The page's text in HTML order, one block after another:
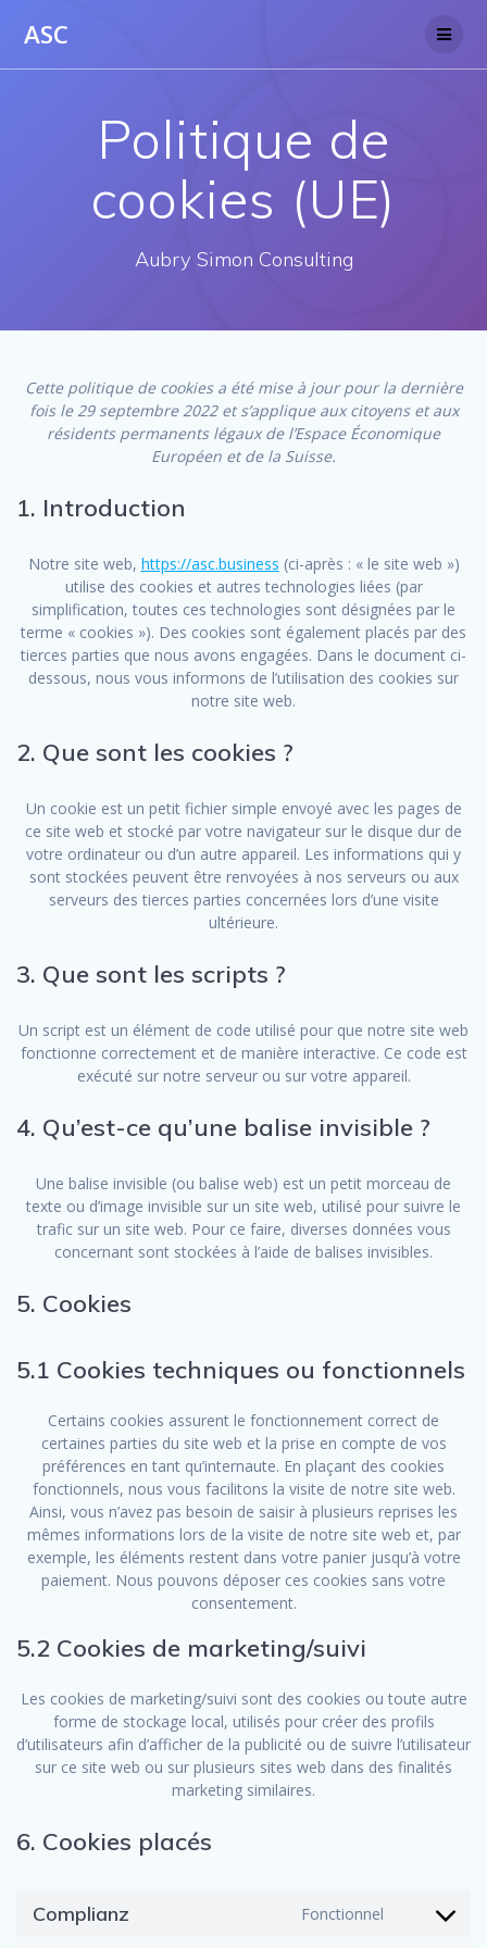
ASC
Politique de
cookies (UE)
Aubry Simon Consulting
Cette politique de cookies a été mise à jour pour la dernière
fois le 29 septembre 2022 et s’applique aux citoyens et aux
résidents permanents légaux de l’Espace Économique
Européen et de la Suisse.
1. Introduction
Notre site web, https://asc.business (ci-après : « le site web »)
utilise des cookies et autres technologies liées (par
simplification, toutes ces technologies sont désignées par le
terme « cookies »). Des cookies sont également placés par des
tierces parties que nous avons engagées. Dans le document ci-
dessous, nous vous informons de l’utilisation des cookies sur
notre site web.
2. Que sont les cookies ?
Un cookie est un petit fichier simple envoyé avec les pages de
ce site web et stocké par votre navigateur sur le disque dur de
votre ordinateur ou d’un autre appareil. Les informations qui y
sont stockées peuvent être renvoyées à nos serveurs ou aux
serveurs des tierces parties concernées lors d’une visite
ultérieure.
3. Que sont les scripts ?
Un script est un élément de code utilisé pour que notre site web
fonctionne correctement et de manière interactive. Ce code est
exécuté sur notre serveur ou sur votre appareil.
4. Qu’est-ce qu’une balise invisible ?
Une balise invisible (ou balise web) est un petit morceau de
texte ou d’image invisible sur un site web, utilisé pour suivre le
trafic sur un site web. Pour ce faire, diverses données vous
concernant sont stockées à l’aide de balises invisibles.
5. Cookies
5.1 Cookies techniques ou fonctionnels
Certains cookies assurent le fonctionnement correct de
certaines parties du site web et la prise en compte de vos
préférences en tant qu’internaute. En plaçant des cookies
fonctionnels, nous vous facilitons la visite de notre site web.
Ainsi, vous n’avez pas besoin de saisir à plusieurs reprises les
mêmes informations lors de la visite de notre site web et, par
exemple, les éléments restent dans votre panier jusqu’à votre
paiement. Nous pouvons déposer ces cookies sans votre
consentement.
5.2 Cookies de marketing/suivi
Les cookies de marketing/suivi sont des cookies ou toute autre
forme de stockage local, utilisés pour créer des profils
d’utilisateurs afin d’afficher de la publicité ou de suivre l’utilisateur
sur ce site web ou sur plusieurs sites web dans des finalités
marketing similaires.
6. Cookies placés
Complianz Fonctionnel
Consent